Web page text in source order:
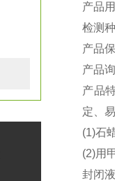
产品
检测
产品
产品
产品
定、
(1)石
(2)用
封闭